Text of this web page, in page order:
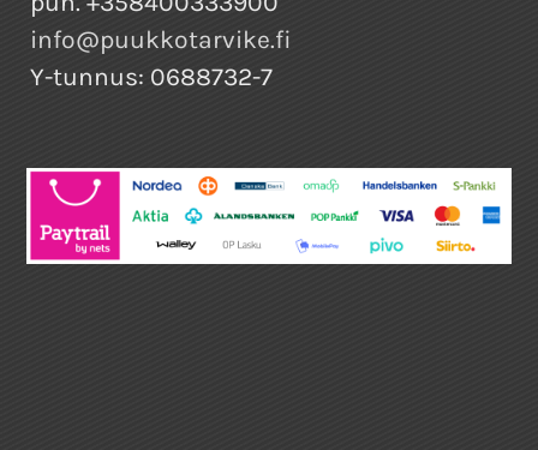
info@puukkotarvike.fi
Y-tunnus: 0688732-7